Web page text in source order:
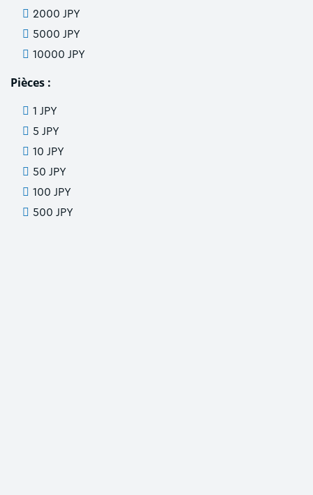
2000 JPY
5000 JPY
10000 JPY
Pièces :
1 JPY
5 JPY
10 JPY
50 JPY
100 JPY
500 JPY